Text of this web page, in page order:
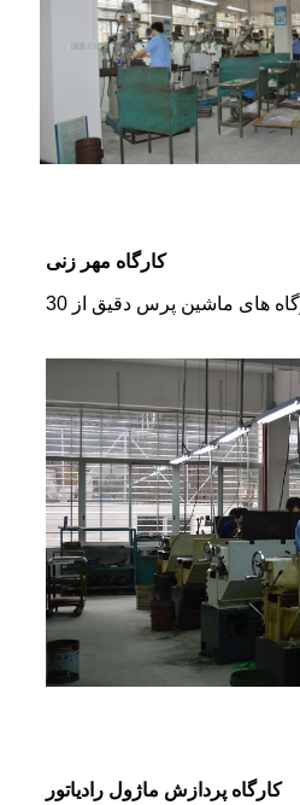
کارگاه مهر زنی
کارگاه پردازش ماژول رادیاتور